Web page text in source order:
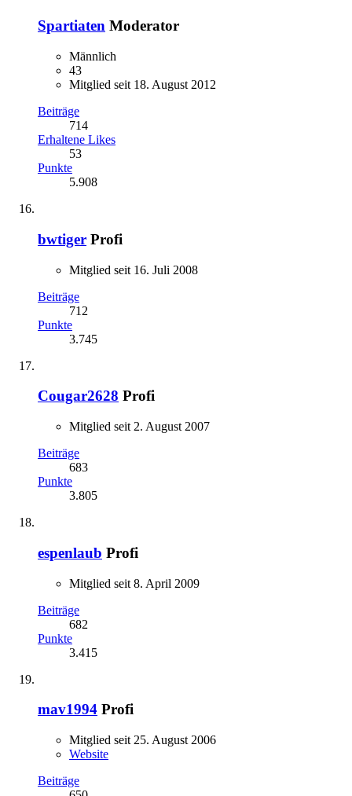
Spartiaten Moderator
Männlich
43
Mitglied seit 18. August 2012
Beiträge
714
Erhaltene Likes
53
Punkte
5.908
bwtiger Profi
Mitglied seit 16. Juli 2008
Beiträge
712
Punkte
3.745
Cougar2628 Profi
Mitglied seit 2. August 2007
Beiträge
683
Punkte
3.805
espenlaub Profi
Mitglied seit 8. April 2009
Beiträge
682
Punkte
3.415
mav1994 Profi
Mitglied seit 25. August 2006
Website
Beiträge